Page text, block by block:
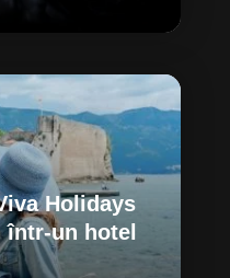
Holidays
un hotel